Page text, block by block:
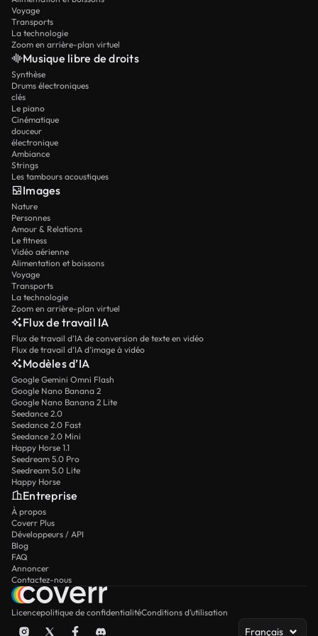
Voyage
Transports
La technologie
Zoom en arrière-plan virtuel
Musique libre de droits
Synthèse
Drums électroniques
clés
Le piano
Cinématique
douceur
électronique
Ambiance
Strings
Les tambours acoustiques
Images
Nature
Personnes
Amour & Relations
Le fitness
Vidéo aérienne
Alimentation et boissons
Voyage
Transports
La technologie
Zoom en arrière-plan virtuel
Flux de travail IA
Flux de travail d’IA de conversion de texte en vidéo
Flux de travail d’IA d’image à vidéo
Modèles d’IA
Google Gemini Omni Flash
Google Nano Banana 2
Google Nano Banana 2 Lite
Seedance 2.0
Seedance 2.0 Fast
Seedance 2.0 Mini
Happy Horse 1.1
Seedream 5.0 Pro
Seedream 5.0 Lite
Happy Horse
Entreprise
À propos
Coverr Plus
Développeurs / API
Blog
FAQ
Annoncer
Contactez-nous
Licencepolitique de confidentialitéConditions d’utilisation
Français